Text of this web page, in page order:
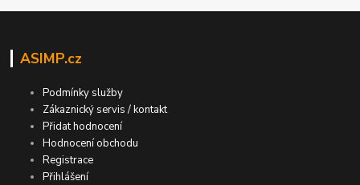
ASIMP.cz
Podmínky služby
Zákaznický servis / kontakt
Přidat hodnocení
Hodnocení obchodu
Registrace
Přihlášení